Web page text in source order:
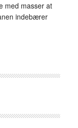
med masser at
indebærer